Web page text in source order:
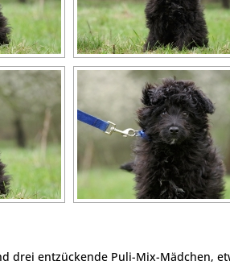
drei entzückende Puli-Mix-Mädchen,